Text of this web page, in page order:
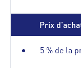
Prix
5 % de la